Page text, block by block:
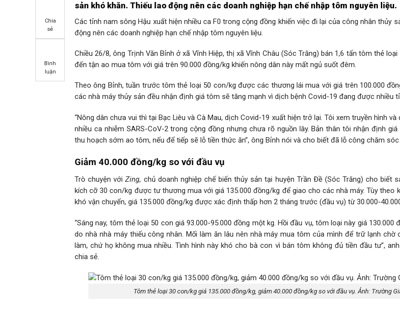
Chia
sẻ
Bình
luận
sản khó khăn. Thiếu lao động nên các doanh nghiệp hạn chế nhập tôm nguyên liệu.
Các tỉnh nam sông Hậu xuất hiện nhiều ca F0 trong cộng đồng khiến việc đi lại của công nhân thủy
động nên các doanh nghiệp hạn chế nhập tôm nguyên liệu.
Chiều 26/8, ông Trịnh Văn Bỉnh ở xã Vĩnh Hiệp, thị xã Vĩnh Châu (Sóc Trăng) bán 1,6 tấn tôm thẻ
đến tận ao mua tôm với giá trên 90.000 đồng/kg khiến nông dân này mất ngủ suốt đêm.
Theo ông Bỉnh, tuần trước tôm thẻ loại 50 con/kg được các thương lái mua với giá trên 100.000
các nhà máy thủy sản đều nhận định giá tôm sẽ tăng mạnh vì dịch bệnh Covid-19 đang được nhiều
“Nông dân chưa vui thì tại Bạc Liêu và Cà Mau, dịch Covid-19 xuất hiện trở lại. Tôi xem truyền hình
nhiều ca nhiễm SARS-CoV-2 trong cộng đồng nhưng chưa rõ nguồn lây. Bản thân tôi nhận định
thu hoạch sớm ao tôm, nếu để tiếp sẽ lỗ tiền thức ăn”, ông Bỉnh nói và cho biết đã lỗ công chăm
Giảm 40.000 đồng/kg so với đầu vụ
Trò chuyện vớiZing, chủ doanh nghiệp chế biến thủy sản tại huyện Trần Đề (Sóc Trăng) cho biết
kích cỡ 30 con/kg được tư thương mua với giá 135.000 đồng/kg để giao cho các nhà máy. Tùy theo
khó vận chuyển, giá 135.000 đồng/kg được xác định thấp hơn 2 tháng trước (đầu vụ) từ 30.000-
“Sáng nay, tôm thẻ loại 50 con giá 93.000-95.000 đồng một kg. Hồi đầu vụ, tôm loại này giá 130.000
do nhà nhà máy thiếu công nhân. Mối làm ăn lâu nên nhà máy mua tôm của mình để trữ lạnh chờ
làm, chứ họ không mua nhiều. Tình hình này khó cho bà con vì bán tôm không đủ tiền đầu tư”,
chia sẻ.
Tôm thẻ loại 30 con/kg giá 135.000 đồng/kg, giảm 40.000 đồng/kg so với đầu vụ. Ảnh: Trường